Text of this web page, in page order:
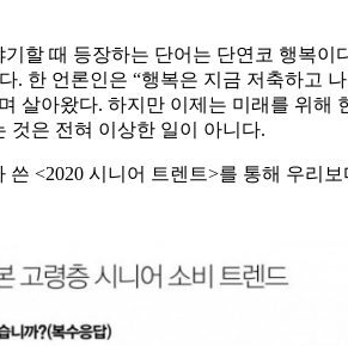
할 때 등장하는 단어는 단연코 행복
. 한 언론인은 “행복은 지금 저축하고
살아왔다. 하지만 이제는 미래를 위
것은 전혀 이상한 일이 아니다.
<2020 시니어 트렌트>를 통해 우리